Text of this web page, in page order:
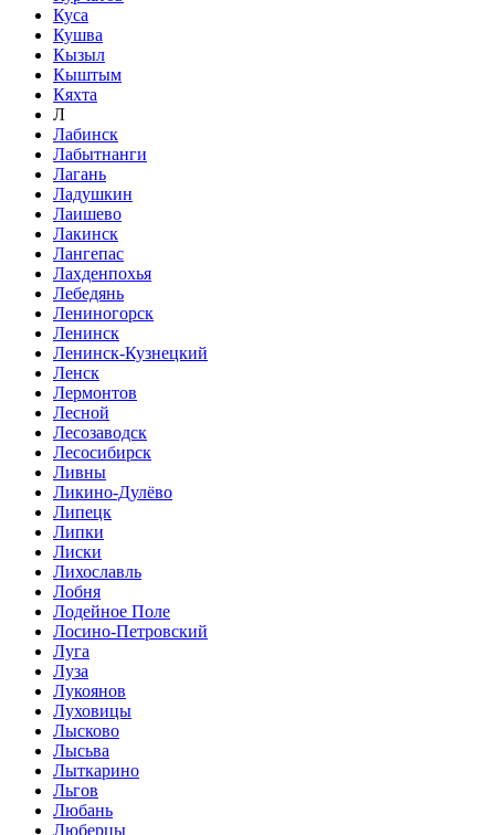
Куса
Кушва
Кызыл
Кыштым
Кяхта
Л
Лабинск
Лабытнанги
Лагань
Ладушкин
Лаишево
Лакинск
Лангепас
Лахденпохья
Лебедянь
Лениногорск
Ленинск
Ленинск-Кузнецкий
Ленск
Лермонтов
Лесной
Лесозаводск
Лесосибирск
Ливны
Ликино-Дулёво
Липецк
Липки
Лиски
Лихославль
Лобня
Лодейное Поле
Лосино-Петровский
Луга
Луза
Лукоянов
Луховицы
Лысково
Лысьва
Лыткарино
Льгов
Любань
Люберцы